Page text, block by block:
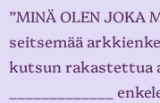
”MINÄ OLEN JOKA
seitsemää
kutsun rakastettua
_____________